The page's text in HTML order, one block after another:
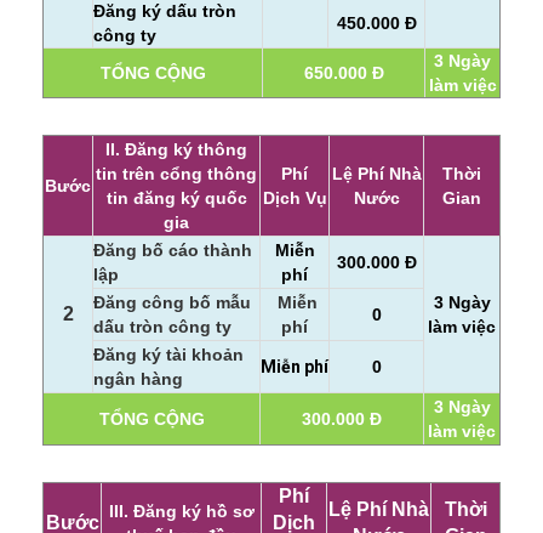
Đăng ký dấu tròn
công ty
450.000 Đ
TỔNG CỘNG 650.000 Đ
3 Ngày
làm việc
Bước
II. Đăng ký thông
tin trên cổng thông
tin đăng ký quốc
gia
Phí
Dịch Vụ
Lệ Phí Nhà
Nước
Thời
Gian
2
Đăng bố cáo thành
lập
Miễn
phí
300.000 Đ
3 Ngày
làm việc
Đăng công bố mẫu
dấu tròn công ty
Miễn
phí
0
Đăng ký tài khoản
ngân hàng
Miễn phí 0
TỔNG CỘNG 300.000 Đ
3 Ngày
làm việc
Bước
III. Đăng ký hồ sơ
Phí
Dịch
Lệ Phí Nhà
Thời